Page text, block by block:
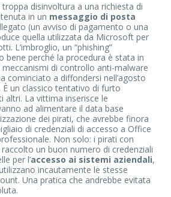
disinvoltura a una richiesta di
in un messaggio di posta
(un avviso di pagamento o una
quella utilizzata da Microsoft per
L’imbroglio, un “phishing”
bene perché la procedura è stata in
di controllo anti-malware
cominciato a diffondersi nell’agosto
È un classico tentativo di furto
altri. La vittima inserisce le
ad alimentare il data base
dei pirati, che avrebbe finora
di credenziali di accesso a Office
Non solo: i pirati con
raccolto un buon numero di credenziali
per l’accesso ai sistemi aziendali,
incautamente le stesse
Una pratica che andrebbe evitata